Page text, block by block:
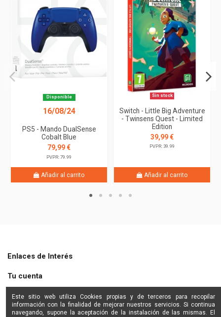
Disponible
16/08/24
PS5 - Mando DualSense
Cobalt Blue
79,99 €
PVPR: 79.99
Añadir al carrito
Sin stock
Switch - Little Big Adventure
- Twinsens Quest - Limited
Edition
39,99 €
PVPR: 39.99
Añadir al carrito
Enlaces de Interés
Tu cuenta
Shine Star
Este sitio web utiliza Cookies propias y de terceros para recopilar
información con la finalidad de mejorar nuestros servicios. Si continua
navegando, supone la aceptación de la instalación de las mismas. El